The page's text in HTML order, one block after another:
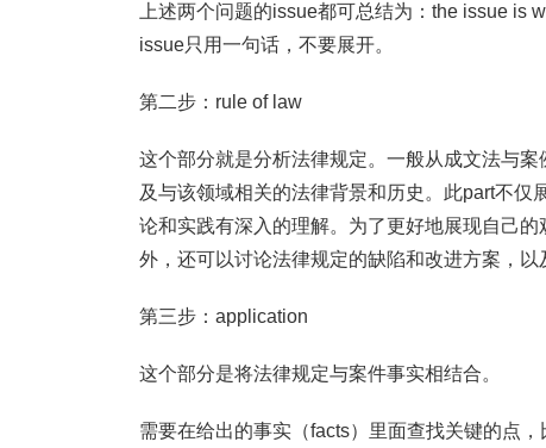
上述两个问题的issue都可总结为：the issue is
issue只用一句话，不要展开。
第二步：rule of law
这个部分就是分析法律规定。一般从成文法与
及与该领域相关的法律背景和历史。此part不
论和实践有深入的理解。为了更好地展现自己
外，还可以讨论法律规定的缺陷和改进方案，以
第三步：application
这个部分是将法律规定与案件事实相结合。
需要在给出的事实（facts）里面查找关键的点